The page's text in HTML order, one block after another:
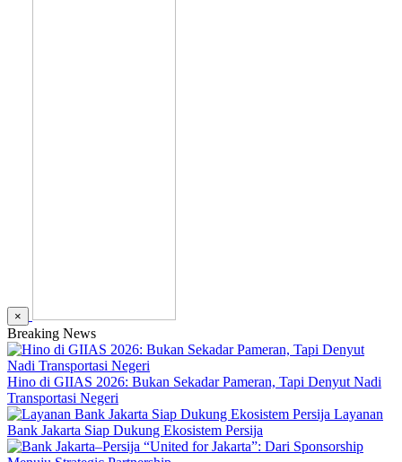
×
Breaking News
Hino di GIIAS 2026: Bukan Sekadar Pameran, Tapi Denyut Nadi
Transportasi Negeri
Layanan
Bank Jakarta Siap Dukung Ekosistem Persija